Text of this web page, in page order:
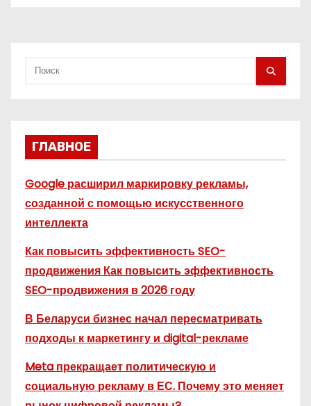
ГЛАВНОЕ
Google расширил маркировку рекламы,
созданной с помощью искусственного
интеллекта
Как повысить эффективность SEO-
продвижения Как повысить эффективность
SEO-продвижения в 2026 году
В Беларуси бизнес начал пересматривать
подходы к маркетингу и digital-рекламе
Meta прекращает политическую и
социальную рекламу в ЕС. Почему это меняет